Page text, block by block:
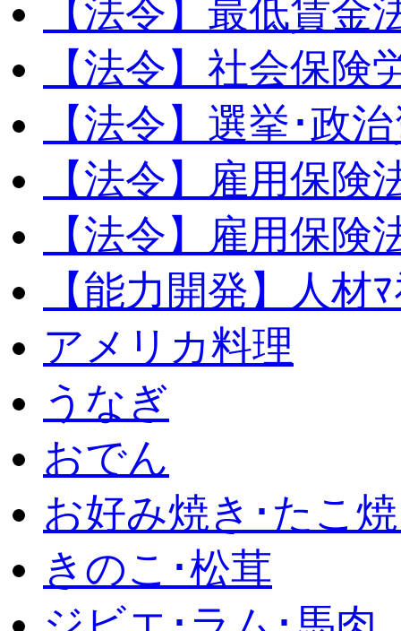
【法令】最低賃金
【法令】社会保険
【法令】選挙･政
【法令】雇用保険
【法令】雇用保険
【能力開発】人材
アメリカ料理
うなぎ
おでん
お好み焼き･たこ
きのこ･松茸